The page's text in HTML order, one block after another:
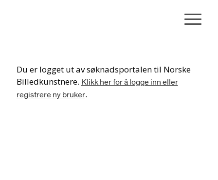
Du er logget ut av søknadsportalen til Norske
Billedkunstnere. Klikk her for å logge inn eller
registrere ny bruker.